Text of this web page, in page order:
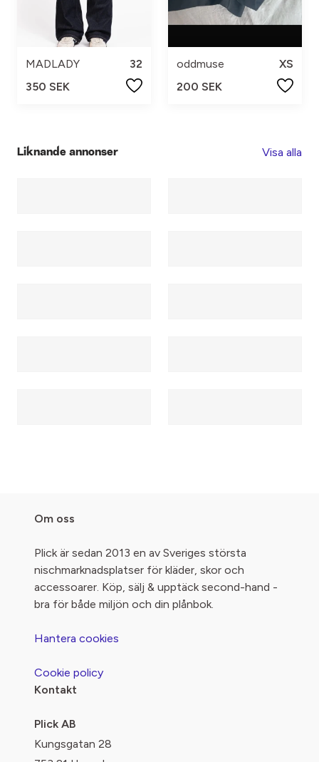
MADLADY
32
350 SEK
oddmuse
XS
200 SEK
Liknande annonser Visa alla
Om oss
Plick är sedan 2013 en av Sveriges största
nischmarknadsplatser för kläder, skor och
accessoarer. Köp, sälj & upptäck second-hand -
bra för både miljön och din plånbok.
Hantera cookies
Cookie policy
Kontakt
Plick AB
Kungsgatan 28